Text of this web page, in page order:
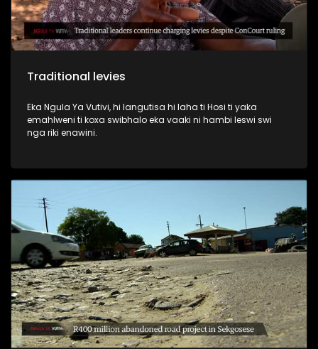
Traditional levies
Eka Ngula Ya Vutivi, hi langutisa hi laha ti Hosi ti yaka
emahlweni ti koxa swibhalo eka vaaki ni hambi leswi swi
nga riki enawini.